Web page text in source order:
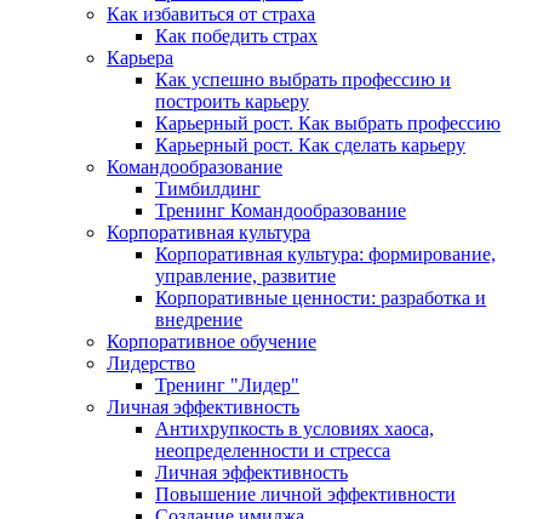
Как избавиться от страха
Как победить страх
Карьера
Как успешно выбрать профессию и
построить карьеру
Карьерный рост. Как выбрать профессию
Карьерный рост. Как сделать карьеру
Командообразование
Тимбилдинг
Тренинг Командообразование
Корпоративная культура
Корпоративная культура: формирование,
управление, развитие
Корпоративные ценности: разработка и
внедрение
Корпоративное обучение
Лидерство
Тренинг "Лидер"
Личная эффективность
Антихрупкость в условиях хаоса,
неопределенности и стресса
Личная эффективность
Повышение личной эффективности